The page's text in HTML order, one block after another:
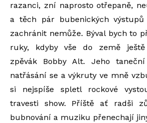
razanci, zní naprosto otřepaně,
a těch pár bubenických
zachránit nemůže. Býval bych to
ruky, kdyby vše do země
zpěvák Bobby Alt. Jeho
natřásání se a výkruty ve mně
si nejspíše spletl rockové
travesti show. Příště ať radši
bubnování a muziku přenechají